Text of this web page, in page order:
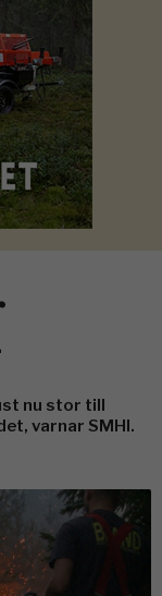
nu stor till
varnar SMHI.